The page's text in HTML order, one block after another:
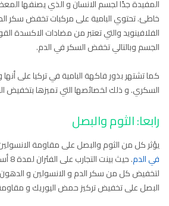
المفيدة جدًا لجسم الانسان و الذي يصنفها
خاطئ. تحتوي البامية على مركبات تخفض سكر
الفلافينويد والتي تعتبر من مضادات الاكسدة
الجسم وبالتالي تخفض السكر في الدم.
كما تشتهر بذور فاكهة البامية في تركيا على
السكري. و ذلك لخصائصها التي تميزها بتخفيض
رابعا: الثوم والبصل
يؤثر كل من الثوم والبصل على مقاومة الانسولين
في الدم
. حيث
لتخفيض كل من سكر الدم و الانسولين و الدهون
البصل على تخفيض تركيز حمض اليوريك و